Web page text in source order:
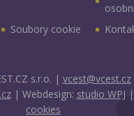
Soubory cookie
s.r.o. | vcest@vcest.cz
| Webdesign: studio WPJ |
cookies